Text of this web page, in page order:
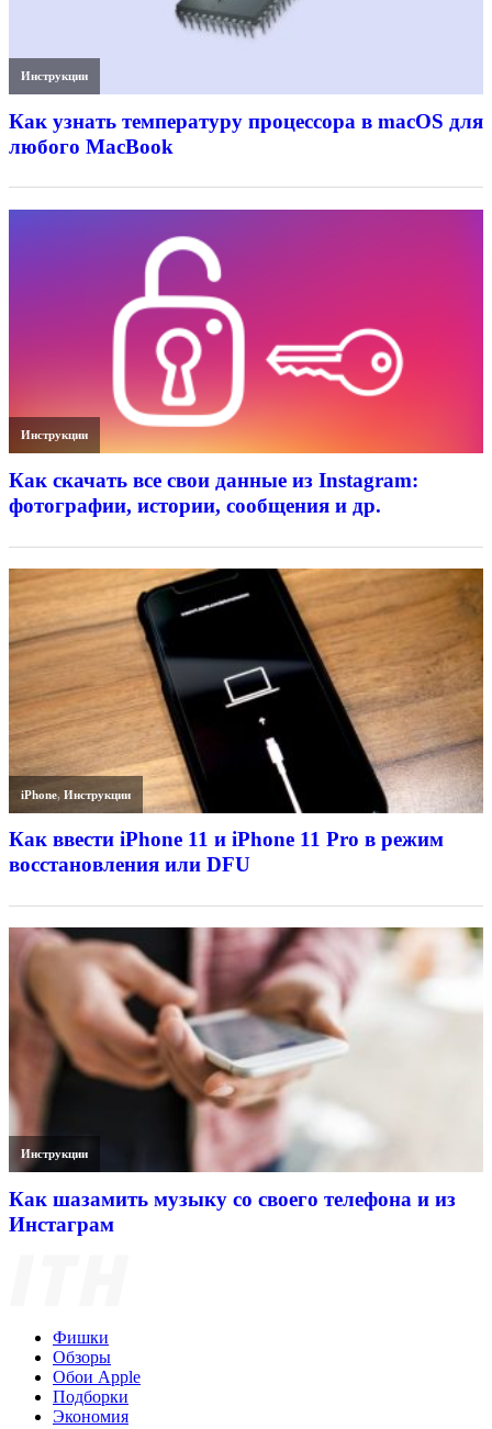
Инструкции
Как узнать температуру процессора в macOS для
любого MacBook
Инструкции
Как скачать все свои данные из Instagram:
фотографии, истории, сообщения и др.
iPhone,Инструкции
Как ввести iPhone 11 и iPhone 11 Pro в режим
восстановления или DFU
Инструкции
Как шазамить музыку со своего телефона и из
Инстаграм
Фишки
Обзоры
Обои Apple
Подборки
Экономия